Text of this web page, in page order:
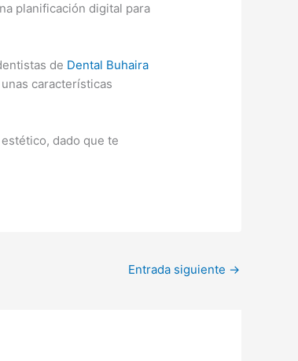
planificación digital para
de Dental Buhaira
características
dado que te
Entrada siguiente →